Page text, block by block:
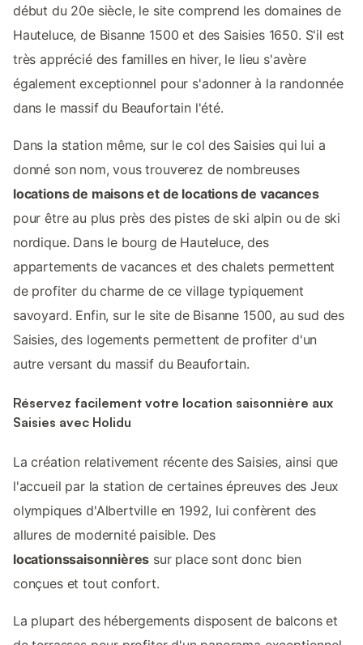
début du 20e siècle, le site comprend les domaines de
Hauteluce, de Bisanne 1500 et des Saisies 1650. S'il est
très apprécié des familles en hiver, le lieu s'avère
également exceptionnel pour s'adonner à la randonnée
dans le massif du Beaufortain l'été.
Dans la station même, sur le col des Saisies qui lui a
donné son nom, vous trouverez de nombreuses
locations de maisons et de locations de vacances
pour être au plus près des pistes de ski alpin ou de ski
nordique. Dans le bourg de Hauteluce, des
appartements de vacances et des chalets permettent
de profiter du charme de ce village typiquement
savoyard. Enfin, sur le site de Bisanne 1500, au sud des
Saisies, des logements permettent de profiter d'un
autre versant du massif du Beaufortain.
Réservez facilement votre location saisonnière aux
Saisies avec Holidu
La création relativement récente des Saisies, ainsi que
l'accueil par la station de certaines épreuves des Jeux
olympiques d'Albertville en 1992, lui confèrent des
allures de modernité paisible. Des
locationssaisonnières sur place sont donc bien
conçues et tout confort.
La plupart des hébergements disposent de balcons et